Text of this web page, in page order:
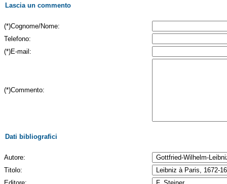
Lascia un commento
(*)Cognome/Nome:
Telefono:
(*)E-mail:
(*)Commento:
Dati bibliografici
Autore:
Titolo: